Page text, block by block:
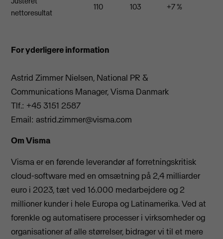
nettoresultat
110 103 +7 %
For yderligere information
Astrid Zimmer Nielsen, National PR &
Communications Manager, Visma Danmark
Tlf.: +45 3151 2587
Email:astrid.zimmer@visma.com
Om Visma
Visma er en førende leverandør af forretningskritisk
cloud-software med en omsætning på 2,4 milliarder
euro i 2023, tæt ved 16.000 medarbejdere og 2
millioner kunder i hele Europa og Latinamerika. Ved at
forenkle og automatisere processer i virksomheder og
organisationer af alle størrelser, bidrager vi til et mere